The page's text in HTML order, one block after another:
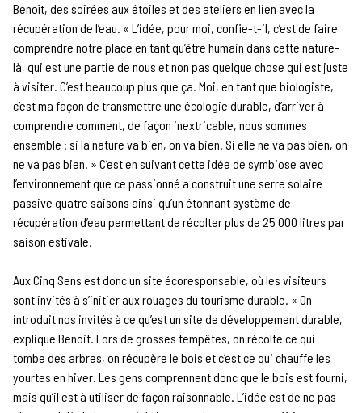
Benoît, des soirées aux étoiles et des ateliers en lien avec la
récupération de l’eau. « L’idée, pour moi, confie-t-il, c’est de faire
comprendre notre place en tant qu’être humain dans cette nature-
là, qui est une partie de nous et non pas quelque chose qui est juste
à visiter. C’est beaucoup plus que ça. Moi, en tant que biologiste,
c’est ma façon de transmettre une écologie durable, d’arriver à
comprendre comment, de façon inextricable, nous sommes
ensemble : si la nature va bien, on va bien. Si elle ne va pas bien, on
ne va pas bien. » C’est en suivant cette idée de symbiose avec
l’environnement que ce passionné a construit une serre solaire
passive quatre saisons ainsi qu’un étonnant système de
récupération d’eau permettant de récolter plus de 25 000 litres par
saison estivale.
Aux Cinq Sens est donc un site écoresponsable, où les visiteurs
sont invités à s’initier aux rouages du tourisme durable. « On
introduit nos invités à ce qu’est un site de développement durable,
explique Benoit. Lors de grosses tempêtes, on récolte ce qui
tombe des arbres, on récupère le bois et c’est ce qui chauffe les
yourtes en hiver. Les gens comprennent donc que le bois est fourni,
mais qu’il est à utiliser de façon raisonnable. L’idée est de ne pas